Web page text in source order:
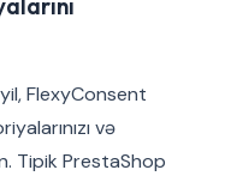
FlexyConsent
və
Tipik PrestaShop